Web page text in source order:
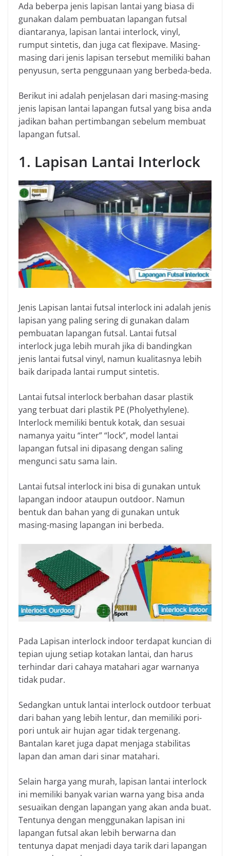
Ada beberpa jenis lapisan lantai yang biasa di
gunakan dalam pembuatan lapangan futsal
diantaranya, lapisan lantai interlock, vinyl,
rumput sintetis, dan juga cat flexipave. Masing-
masing dari jenis lapisan tersebut memiliki bahan
penyusun, serta penggunaan yang berbeda-beda.
Berikut ini adalah penjelasan dari masing-masing
jenis lapisan lantai lapangan futsal yang bisa anda
jadikan bahan pertimbangan sebelum membuat
lapangan futsal.
1. Lapisan Lantai Interlock
Jenis Lapisan lantai futsal interlock ini adalah jenis
lapisan yang paling sering di gunakan dalam
pembuatan lapangan futsal. Lantai futsal
interlock juga lebih murah jika di bandingkan
jenis lantai futsal vinyl, namun kualitasnya lebih
baik daripada lantai rumput sintetis.
Lantai futsal interlock berbahan dasar plastik
yang terbuat dari plastik PE (Pholyethylene).
Interlock memiliki bentuk kotak, dan sesuai
namanya yaitu “inter” “lock”, model lantai
lapangan futsal ini dipasang dengan saling
mengunci satu sama lain.
Lantai futsal interlock ini bisa di gunakan untuk
lapangan indoor ataupun outdoor. Namun
bentuk dan bahan yang di gunakan untuk
masing-masing lapangan ini berbeda.
Pada Lapisan interlock indoor terdapat kuncian di
tepian ujung setiap kotakan lantai, dan harus
terhindar dari cahaya matahari agar warnanya
tidak pudar.
Sedangkan untuk lantai interlock outdoor terbuat
dari bahan yang lebih lentur, dan memiliki pori-
pori untuk air hujan agar tidak tergenang.
Bantalan karet juga dapat menjaga stabilitas
lapan dan aman dari sinar matahari.
Selain harga yang murah, lapisan lantai interlock
ini memiliki banyak varian warna yang bisa anda
sesuaikan dengan lapangan yang akan anda buat.
Tentunya dengan menggunakan lapisan ini
lapangan futsal akan lebih berwarna dan
tentunya dapat menjadi daya tarik dari lapangan